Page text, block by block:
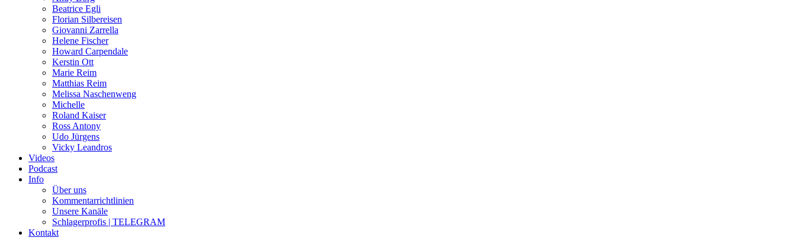
Beatrice Egli
Florian Silbereisen
Giovanni Zarrella
Helene Fischer
Howard Carpendale
Kerstin Ott
Marie Reim
Matthias Reim
Melissa Naschenweng
Michelle
Roland Kaiser
Ross Antony
Udo Jürgens
Vicky Leandros
Videos
Podcast
Info
Über uns
Kommentarrichtlinien
Unsere Kanäle
Schlagerprofis | TELEGRAM
Kontakt